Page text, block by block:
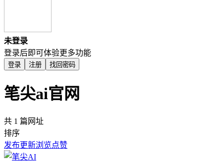
未登录
登录后即可体验更多功能
登录 注册 找回密码
笔尖ai官网
共 1 篇网址
排序
发布更新浏览点赞